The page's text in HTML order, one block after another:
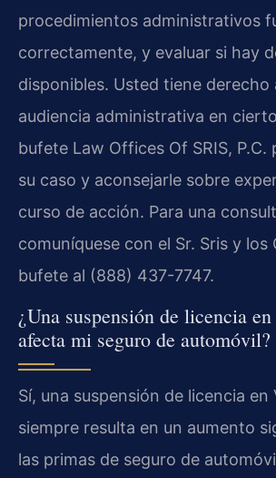
procedimientos administrativos
correctamente, y evaluar si hay
disponibles. Usted tiene derecho
audiencia administrativa en
bufete Law Offices Of SRIS, P.C.
su caso y aconsejarle sobre
curso de acción. Para una
comuníquese con el Sr. Sris y los
bufete al (888) 437-7747.
¿Una suspensión de licencia
afecta mi seguro de automóvil?
Sí, una suspensión de licencia en
siempre resulta en un aumento
las primas de seguro de